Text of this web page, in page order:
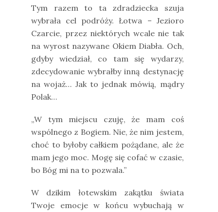
Tym razem to ta zdradziecka szuja
wybrała cel podróży. Łotwa – Jezioro
Czarcie, przez niektórych wcale nie tak
na wyrost nazywane Okiem Diabła. Och,
gdyby wiedział, co tam się wydarzy,
zdecydowanie wybrałby inną destynację
na wojaż… Jak to jednak mówią, mądry
Polak…
„W tym miejscu czuję, że mam coś
wspólnego z Bogiem. Nie, że nim jestem,
choć to byłoby całkiem pożądane, ale że
mam jego moc. Mogę się cofać w czasie,
bo Bóg mi na to pozwala.”
W dzikim łotewskim zakątku świata
Twoje emocje w końcu wybuchają w